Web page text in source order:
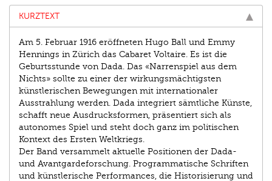
KURZTEXT
Am 5. Februar 1916 eröffneten Hugo Ball und Emmy
Hennings in Zürich das Cabaret Voltaire. Es ist die
Geburtsstunde von Dada. Das «Narrenspiel aus dem
Nichts» sollte zu einer der wirkungsmächtigsten
künstlerischen Bewegungen mit internationaler
Ausstrahlung werden. Dada integriert sämtliche Künste,
schafft neue Ausdrucksformen, präsentiert sich als
autonomes Spiel und steht doch ganz im politischen
Kontext des Ersten Weltkriegs.
Der Band versammelt aktuelle Positionen der Dada-
und Avantgardeforschung. Programmatische Schriften
und künstlerische Performances, die Historisierung und